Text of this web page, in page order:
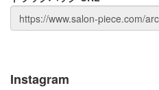
Instagram